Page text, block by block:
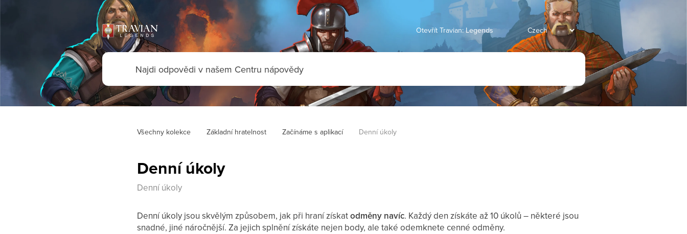
Otevřít Travian: Legends
Všechny kolekce Základní hratelnost Začínáme s aplikací Denní úkoly
Denní úkoly
Denní úkoly
Denní úkoly jsou skvělým způsobem, jak při hraní získatodměny navíc. Každý den získáte až 10 úkolů – některé jsou
snadné, jiné náročnější. Za jejich splnění získáte nejen body, ale také odemknete cenné odměny.